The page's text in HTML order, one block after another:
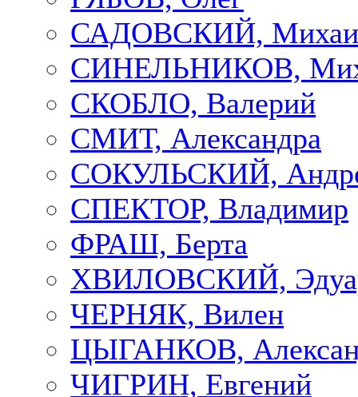
САДОВСКИЙ,
СИНЕЛЬНИКОВ,
СКОБЛО, Валерий
СМИТ, Александра
СОКУЛЬСКИЙ,
СПЕКТОР, Владимир
ФРАШ, Берта
ХВИЛОВСКИЙ,
ЧЕРНЯК, Вилен
ЦЫГАНКОВ,
ЧИГРИН, Евгений